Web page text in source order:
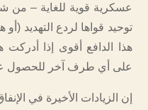
عسكرية قوية للغاية – من
توحيد قواها لردع التهديد
هذا الدافع أقوى إذا أدركت
على أي طرف آخر للحصول
إن الزيادات الأخيرة في